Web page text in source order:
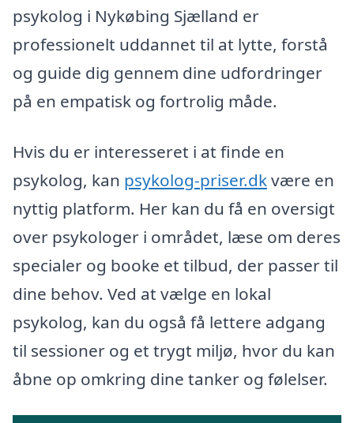
psykolog i Nykøbing Sjælland er
professionelt uddannet til at lytte, forstå
og guide dig gennem dine udfordringer
på en empatisk og fortrolig måde.
Hvis du er interesseret i at finde en
psykolog, kan psykolog-priser.dkvære en
nyttig platform. Her kan du få en oversigt
over psykologer i området, læse om deres
specialer og booke et tilbud, der passer til
dine behov. Ved at vælge en lokal
psykolog, kan du også få lettere adgang
til sessioner og et trygt miljø, hvor du kan
åbne op omkring dine tanker og følelser.